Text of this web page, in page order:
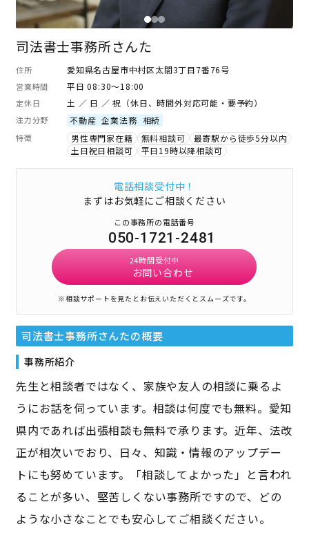
司法書士事務所さんた
住所 愛知県名古屋市中村区太閤3丁目7番76号
営業時間 平日 08:30～18:00
定休日 土 ／ 日 ／ 祝（休日、時間外対応可能・要予約）
注力分野 不動産 企業法務 相続
特徴 男性専門家在籍 無料相談可
最寄駅から徒歩5分以内
土日祝日相談可
平日19時以降相談可
電話相談受付中！
まずはお気軽にご相談ください
この事務所の電話番号
050-1721-2481
24時間受付中
お問い合わせ
※相談サポートを見たとお伝えいただくとスムーズです。
司法書士事務所さんたの概要
事務所紹介
先生と相談者ではなく、家族や友人の相談に乗るよ
うにお話を伺っています。相談は何度でも無料。愛知
県内であれば出張相談も無料で承ります。近年、法改
正が相次いでおり、日々、知識・情報のアップデー
トにも努めています。「相談してよかった」と言われ
ることが多い、堅苦しくない事務所ですので、どの
ような小さなことでも安心してご相談ください。